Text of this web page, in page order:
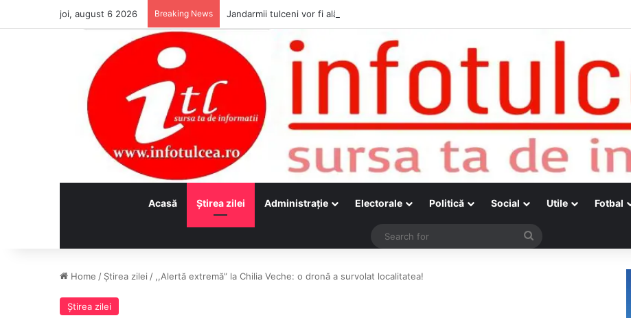
joi, august 6 2026 Breaking News Jandarmii tulceni vor fi alături de cetățenii care vor lua parte la Festivalul Folk Țestos
Acasă Ştirea zilei Administraţie Electorale Politică Social Utile Fotbal
Search
Home / Ştirea zilei / ,,Alertă extremă” la Chilia Veche: o dronă a survolat localitatea!
Ştirea zilei